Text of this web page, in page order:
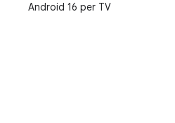
Android 16 per TV